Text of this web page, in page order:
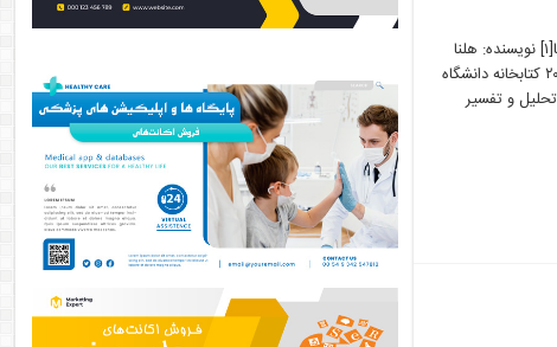
نگاهی استراتژیک به خدمات پشتیبانی پژوهش و دسترسی آزاد به علم (پژوهش باز) در کتابخانۀ ما[۱] نویسنده: هلنا
سیلوا ننوین کیکا[۲]، مسئول اطلاع‌رسانی و آموزش کتابخانه دانشگاه فنلاند شرقی[۳]، ۲۶ نوامبر ۲۰۱۸ کتابخانه دانشگاه
و تفسیر